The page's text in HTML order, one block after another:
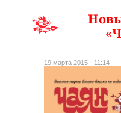
19 марта 2015 - 11:14